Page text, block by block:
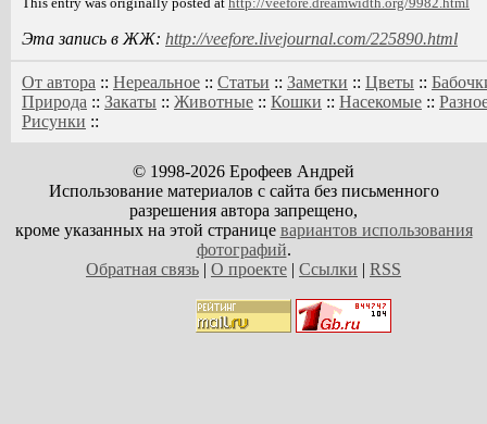
Эта запись в ЖЖ: http://veefore.livejournal.com/225890.html
От автора :: Нереальное :: Статьи :: Заметки :: Цветы ::
Природа :: Закаты :: Животные :: Кошки :: Насекомые ::
Рисунки ::
© 1998-2026 Ерофеев Андрей
Использование материалов с сайта без письменного
разрешения автора запрещено,
кроме указанных на этой странице вариантов использования
фотографий.
Обратная связь | О проекте | Ссылки | RSS